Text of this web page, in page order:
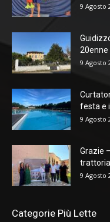
9 Agosto
20enne
9 Agosto
festa e
9 Agosto
Grazie
trattoria
9 Agosto
Categorie Più Lette